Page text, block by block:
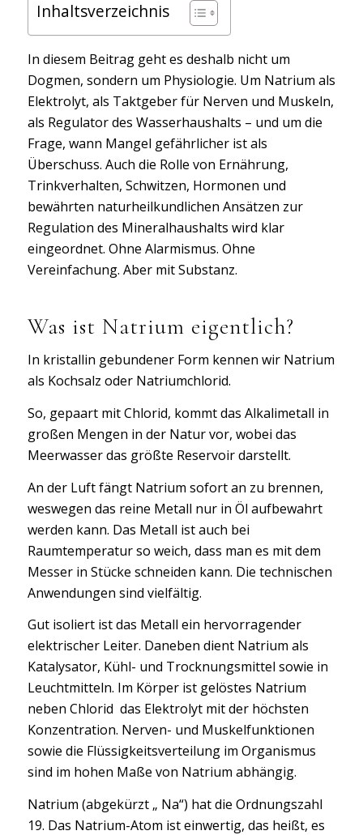
Inhaltsverzeichnis
In diesem Beitrag geht es deshalb nicht um
Dogmen, sondern um Physiologie. Um Natrium als
Elektrolyt, als Taktgeber für Nerven und Muskeln,
als Regulator des Wasserhaushalts – und um die
Frage, wann Mangel gefährlicher ist als
Überschuss. Auch die Rolle von Ernährung,
Trinkverhalten, Schwitzen, Hormonen und
bewährten naturheilkundlichen Ansätzen zur
Regulation des Mineralhaushalts wird klar
eingeordnet. Ohne Alarmismus. Ohne
Vereinfachung. Aber mit Substanz.
Was ist Natrium eigentlich?
In kristallin gebundener Form kennen wir Natrium
als Kochsalz oder Natriumchlorid.
So, gepaart mit Chlorid, kommt das Alkalimetall in
großen Mengen in der Natur vor, wobei das
Meerwasser das größte Reservoir darstellt.
An der Luft fängt Natrium sofort an zu brennen,
weswegen das reine Metall nur in Öl aufbewahrt
werden kann. Das Metall ist auch bei
Raumtemperatur so weich, dass man es mit dem
Messer in Stücke schneiden kann. Die technischen
Anwendungen sind vielfältig.
Gut isoliert ist das Metall ein hervorragender
elektrischer Leiter. Daneben dient Natrium als
Katalysator, Kühl- und Trocknungsmittel sowie in
Leuchtmitteln. Im Körper ist gelöstes Natrium
neben Chlorid das Elektrolyt mit der höchsten
Konzentration. Nerven- und Muskelfunktionen
sowie die Flüssigkeitsverteilung im Organismus
sind im hohen Maße von Natrium abhängig.
Natrium (abgekürzt „ Na“) hat die Ordnungszahl
19. Das Natrium-Atom ist einwertig, das heißt, es